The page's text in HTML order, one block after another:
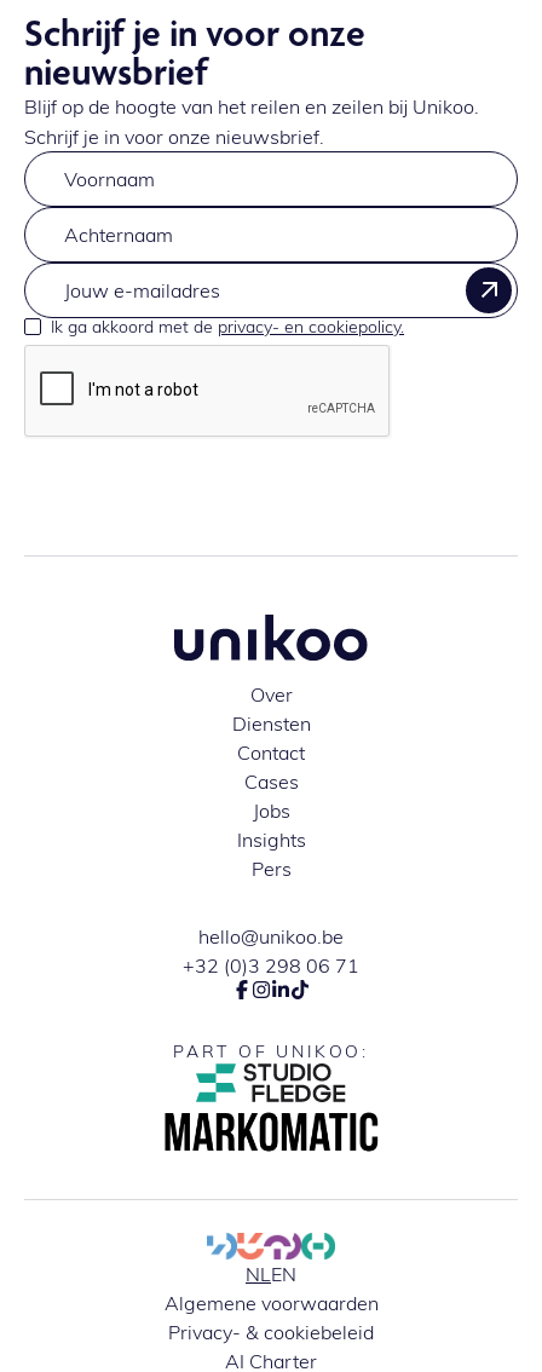
Schrijf je in voor onze
nieuwsbrief
Blijf op de hoogte van het reilen en zeilen bij Unikoo.
Schrijf je in voor onze nieuwsbrief.
Ik ga akkoord met deprivacy- en cookiepolicy.
Over
Diensten
Contact
Cases
Jobs
Insights
Pers
hello@unikoo.be
+32 (0)3 298 06 71
PART OF UNIKOO:
NLEN
Algemene voorwaarden
Privacy- & cookiebeleid
AI Charter